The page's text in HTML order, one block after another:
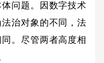
问题。因数字技术
治对象的不同，法
。尽管两者高度相